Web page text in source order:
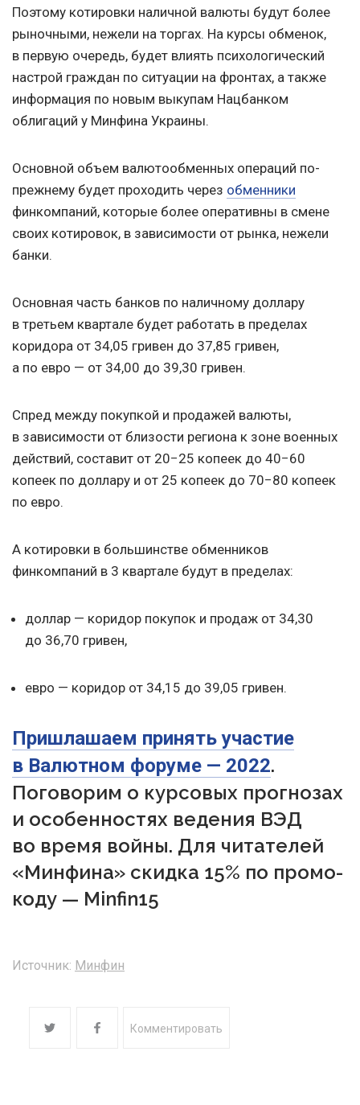
Поэтому котировки наличной валюты будут более
рыночными, нежели на торгах. На курсы обменок,
в первую очередь, будет влиять психологический
настрой граждан по ситуации на фронтах, а также
информация по новым выкупам Нацбанком
облигаций у Минфина Украины.
Основной объем валютообменных операций по-
прежнему будет проходить через обменники
финкомпаний, которые более оперативны в смене
своих котировок, в зависимости от рынка, нежели
банки.
Основная часть банков по наличному доллару
в третьем квартале будет работать в пределах
коридора от 34,05 гривен до 37,85 гривен,
а по евро — от 34,00 до 39,30 гривен.
Спред между покупкой и продажей валюты,
в зависимости от близости региона к зоне военных
действий, составит от 20−25 копеек до 40−60
копеек по доллару и от 25 копеек до 70−80 копеек
по евро.
А котировки в большинстве обменников
финкомпаний в 3 квартале будут в пределах:
доллар — коридор покупок и продаж от 34,30
до 36,70 гривен,
евро — коридор от 34,15 до 39,05 гривен.
Пришлашаем принять участие
в Валютном форуме — 2022.
Поговорим о курсовых прогнозах
и особенностях ведения ВЭД
во время войны. Для читателей
«Минфина» скидка 15% по промо-
коду — Minfin15
Источник: Минфин
Комментировать